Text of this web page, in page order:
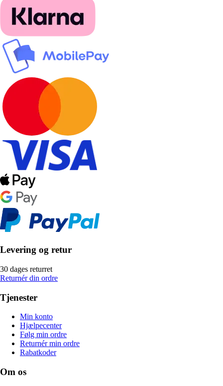
Levering og retur
30 dages returret
Returnér din ordre
Tjenester
Min konto
Hjælpecenter
Følg min ordre
Returnér min ordre
Rabatkoder
Om os